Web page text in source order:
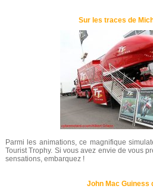
Sur les traces de
Parmi les animations, ce magnifique
Tourist Trophy. Si vous avez envie de vous
sensations, embarquez !
John Mac Guiness